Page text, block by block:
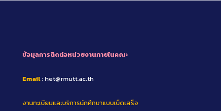
ข้อมูลการติดต่อหน่วยงานภายในคณะ
Email: het@rmutt.ac.th
งานทะเบียนและบริการนักศึกษาแบบเบ็ดเสร็จ